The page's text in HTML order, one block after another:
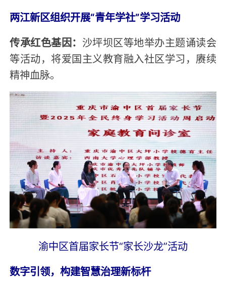
两江新区组织开展“青年学社”学习活动
传承红色基因： 沙坪坝区等地举办主题诵读会
等活动，将爱国主义教育融入社区学习，赓续
精神血脉。
渝中区首届家长节“家长沙龙”活动
数字引领，构建智慧治理新标杆